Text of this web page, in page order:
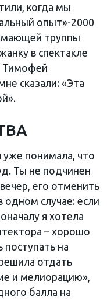
когда мы
опыт»-2000
труппы
в спектакле
Тимофей
сказали: «Эта
понимала, что
Ты не подчинен
его отменить
одном случае: если
я хотела
– хорошо
на
отдать
и мелиорацию»,
балла на